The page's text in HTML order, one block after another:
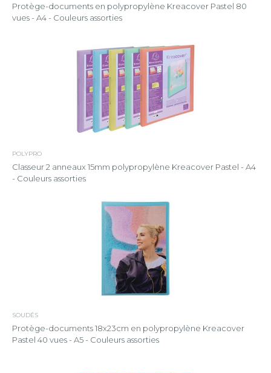
Protège-documents en polypropylène Kreacover Pastel 80
vues - A4 - Couleurs assorties
POLYPRO
Classeur 2 anneaux 15mm polypropylène Kreacover Pastel - A4
- Couleurs assorties
SOUDÉS
Protège-documents 18x23cm en polypropylène Kreacover
Pastel 40 vues - A5 - Couleurs assorties